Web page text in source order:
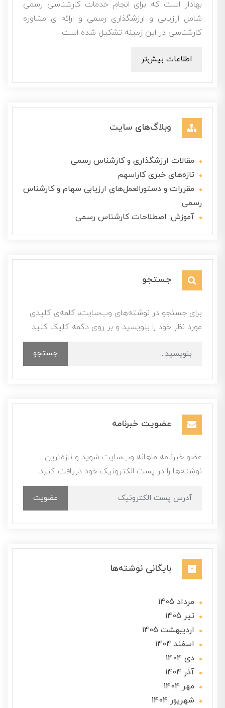
بهادار است که برای انجام خدمات کارشناسی رسمی
شامل ارزیابی و ارزشگذاری رسمی و ارائه ی مشاوره
کارشناسی در این زمینه تشکیل شده است.
اطلاعات بیش‌تر
وبلاگ‌های سایت
مقالات ارزشگذاری و کارشناس رسمی
تازه‌های خبری کاراسهم
مقررات و دستورالعمل‌های ارزیابی سهام و کارشناس
رسمی
آموزش: اصطلاحات کارشناس رسمی
جستجو
برای جستجو در نوشته‌های وب‌سایت، کلمه‌ی کلیدی
مورد نظر خود را بنویسید و بر روی دکمه کلیک کنید.
جستجو
عضویت خبرنامه
عضو خبرنامه ماهانه وب‌سایت شوید و تازه‌ترین
نوشته‌ها را در پست الکترونیک خود دریافت کنید.
عضویت
بایگانی نوشته‌ها
مرداد 1405
تير 1405
ارديبهشت 1405
اسفند 1404
دی 1404
آذر 1404
مهر 1404
شهریور 1404